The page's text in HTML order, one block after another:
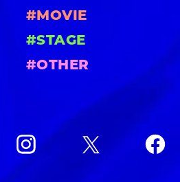
#MOVIE
#STAGE
#OTHER